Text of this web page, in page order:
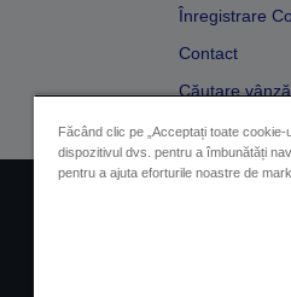
Înregistrare
Contact
Căutare
Făcând clic pe „Acceptați toate
dispozitivul dvs. pentru a îmbunătăți
pentru a ajuta eforturile noastre de